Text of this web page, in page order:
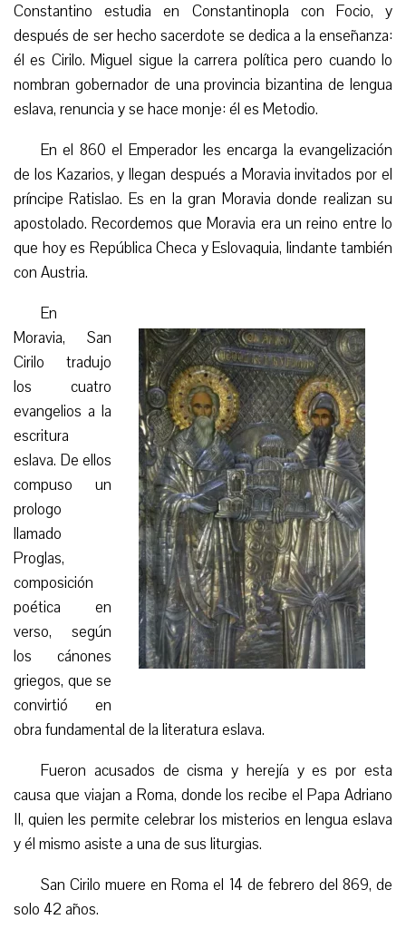
Constantino estudia en Constantinopla con Focio, y
después de ser hecho sacerdote se dedica a la enseñanza:
él es Cirilo. Miguel sigue la carrera política pero cuando lo
nombran gobernador de una provincia bizantina de lengua
eslava, renuncia y se hace monje: él es Metodio.
En el 860 el Emperador les encarga la evangelización
de los Kazarios, y llegan después a Moravia invitados por el
príncipe Ratislao. Es en la gran Moravia donde realizan su
apostolado. Recordemos que Moravia era un reino entre lo
que hoy es República Checa y Eslovaquia, lindante también
con Austria.
En
Moravia, San
Cirilo tradujo
los cuatro
evangelios a la
escritura
eslava. De ellos
compuso un
prologo
llamado
Proglas,
composición
poética en
verso, según
los cánones
griegos, que se
convirtió en
obra fundamental de la literatura eslava.
Fueron acusados de cisma y herejía y es por esta
causa que viajan a Roma, donde los recibe el Papa Adriano
II, quien les permite celebrar los misterios en lengua eslava
y él mismo asiste a una de sus liturgias.
San Cirilo muere en Roma el 14 de febrero del 869, de
solo 42 años.